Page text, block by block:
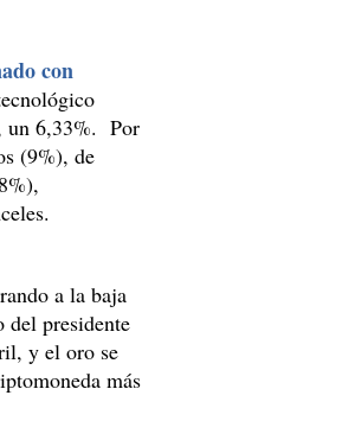
con
un 6,33%. Por
(9%), de
a la baja
del presidente
y el oro se
más